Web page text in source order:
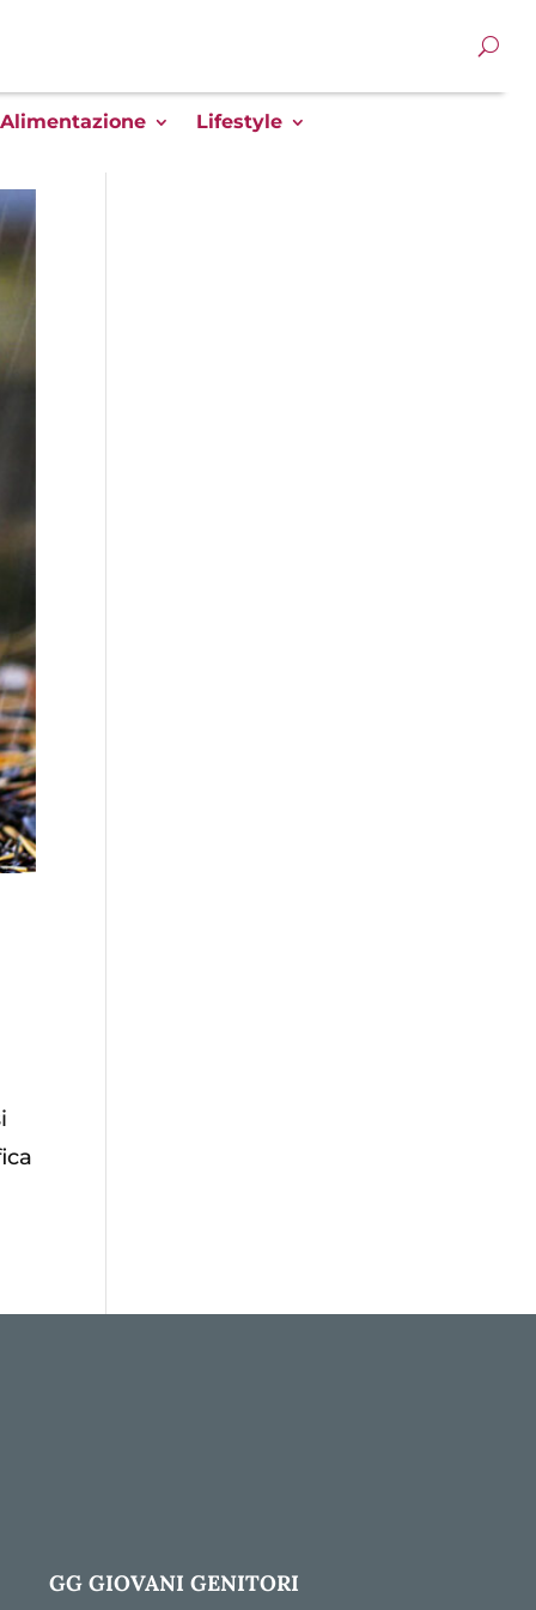
Alimentazione Lifestyle
GG GIOVANI GENITORI